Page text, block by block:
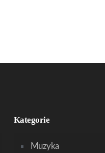
Kategorie
Muzyka